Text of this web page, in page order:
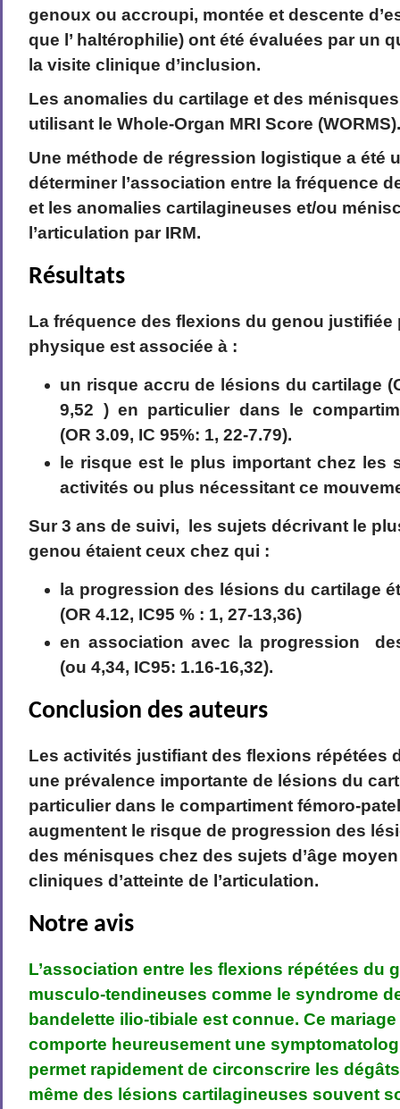
genoux ou accroupi, montée et descente
que l’ haltérophilie) ont été évaluées par un
la visite clinique d’inclusion.
Les anomalies du cartilage et des
utilisant le Whole-Organ MRI Score
Une méthode de régression logistique a été
déterminer l’association entre la fréquence
et les anomalies cartilagineuses et/ou
l’articulation par IRM.
Résultats
La fréquence des flexions du genou justifiée
physique est associée à :
un risque accru de lésions du cartilage
9,52 ) en particulier dans le
(OR 3.09, IC 95%: 1, 22-7.79).
le risque est le plus important chez les
activités ou plus nécessitant ce
Sur 3 ans de suivi, les sujets décrivant le
genou étaient ceux chez qui :
la progression des lésions du cartilage
(OR 4.12, IC95 % : 1, 27-13,36)
en association avec la progression
(ou 4,34, IC95: 1.16-16,32).
Conclusion des auteurs
Les activités justifiant des flexions répétées
une prévalence importante de lésions du
particulier dans le compartiment fémoro-
augmentent le risque de progression des
des ménisques chez des sujets d’âge
cliniques d’atteinte de l’articulation.
Notre avis
L’association entre les flexions répétées du
musculo-tendineuses comme le syndrome
bandelette ilio-tibiale est connue. Ce
comporte heureusement une
permet rapidement de circonscrire les
même des lésions cartilagineuses souvent